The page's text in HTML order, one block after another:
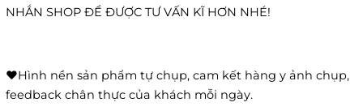
NHẮN SHOP ĐỂ ĐƯỢC TƯ VẤN KĨ HƠN NHÉ!
❤️Hình nền sản phẩm tự chụp, cam kết hàng y ảnh chụp,
feedback chân thực của khách mỗi ngày.